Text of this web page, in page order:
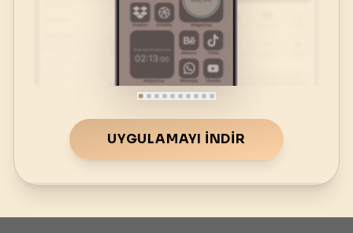
UYGULAMAYI İNDIR